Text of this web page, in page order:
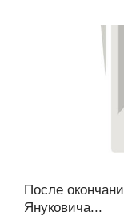
После
Януковича...